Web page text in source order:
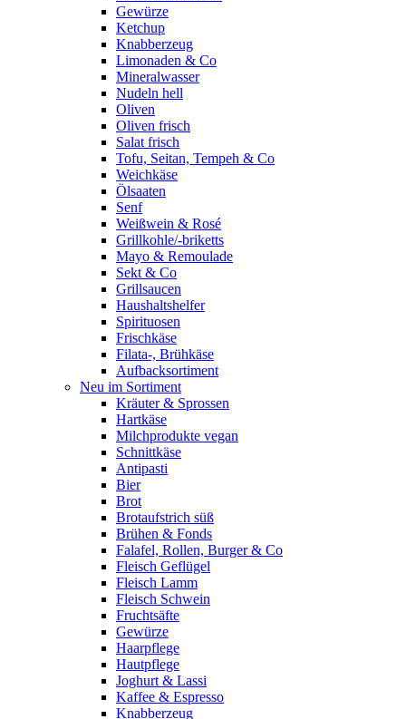
Gewürze
Ketchup
Knabberzeug
Limonaden & Co
Mineralwasser
Nudeln hell
Oliven
Oliven frisch
Salat frisch
Tofu, Seitan, Tempeh & Co
Weichkäse
Ölsaaten
Senf
Weißwein & Rosé
Grillkohle/-briketts
Mayo & Remoulade
Sekt & Co
Grillsaucen
Haushaltshelfer
Spirituosen
Frischkäse
Filata-, Brühkäse
Aufbacksortiment
Neu im Sortiment
Kräuter & Sprossen
Hartkäse
Milchprodukte vegan
Schnittkäse
Antipasti
Bier
Brot
Brotaufstrich süß
Brühen & Fonds
Falafel, Rollen, Burger & Co
Fleisch Geflügel
Fleisch Lamm
Fleisch Schwein
Fruchtsäfte
Gewürze
Haarpflege
Hautpflege
Joghurt & Lassi
Kaffee & Espresso
Knabberzeug